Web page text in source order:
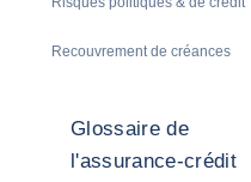
Recouvrement de créances
Glossaire de
l'assurance-crédit